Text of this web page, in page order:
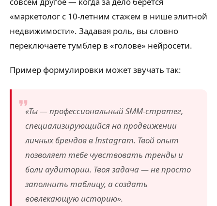
«маркетолог с 10-летним стажем в нише элитной
недвижимости». Задавая роль, вы словно
переключаете тумблер в «голове» нейросети.
Пример формулировки может звучать так:
«Ты — профессиональный SMM-стратег,
специализирующийся на продвижении
личных брендов в Instagram. Твой опыт
позволяет тебе чувствовать тренды и
боли аудитории. Твоя задача — не просто
заполнить таблицу, а создать
вовлекающую историю».